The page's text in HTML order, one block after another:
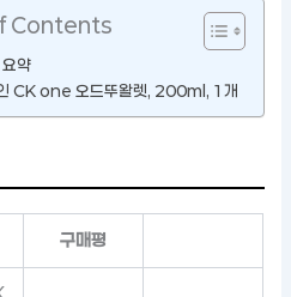
Contents
약
CK one 오드뚜왈렛, 200ml, 1개
구매평